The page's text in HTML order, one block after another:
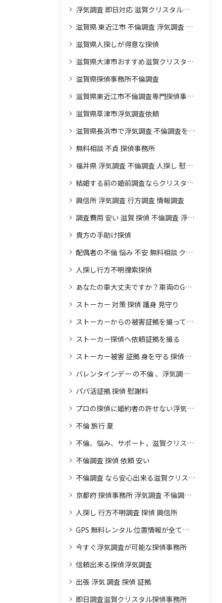
浮気調査 即日対応 滋賀クリスタル探偵事務所
滋賀県 東近江市 不倫調査 浮気調査 探偵 探偵事務所 無料相談 調査料金
滋賀県人探しが得意な探偵
滋賀県大津市おすすめ滋賀クリスタル探偵事務所
滋賀県探偵事務所不倫調査
滋賀県東近江市不倫調査専門探偵事務所
滋賀県草津市浮気調査依頼
滋賀県長浜市で浮気調査 不倫調査を頼むなら
無料相談 不貞 探偵事務所
福井県 浮気調査 不倫調査 人探し 慰謝料 請求 裁判 相談 探偵 探偵事務所
結婚する前の婚前調査ならクリスタル探偵事務所へお問い合わせ
興信所 浮気調査 行方調査 情報調査
調査費用 安い 滋賀 探偵 不倫調査 浮気調査
貴方の手助け探偵
配偶者の不倫 悩み 不安 無料相談 クリスタル探偵事務所
人探し行方不明捜索探偵
あなたの車大丈夫ですか？車両のGPS捜索なら滋賀クリスタル探偵事務所
ストーカー 対策 探偵 護身 見守り
ストーカーからの被害証拠を撮って貴女を護ります
ストーカー探偵へ依頼証拠を撮る
ストーカー被害 証拠 身を守る 探偵に頼む
バレンタインデー の不倫 、浮気調査に強い探偵
パパ活証拠 探偵 慰謝料
プロの探偵に婚約者の許せない浮気、無料相談で解決
不倫 旅行 夏
不倫、悩み、サポート，滋賀クリスタル探偵
不倫調査 探偵 依頼 安い
不倫調査 なら安心出来る滋賀クリスタル探偵事務所へご依頼
京都府 探偵事務所 浮気調査 不倫調査 専門 無料相談
人探し 行方不明調査 探偵 興信所
GPS 無料レンタル 位置情報が全てわかります
今すぐ浮気調査が可能な探偵事務所
信頼出来る探偵浮気調査
出張 浮気 調査 探偵 証拠
即日調査滋賀クリスタル探偵事務所